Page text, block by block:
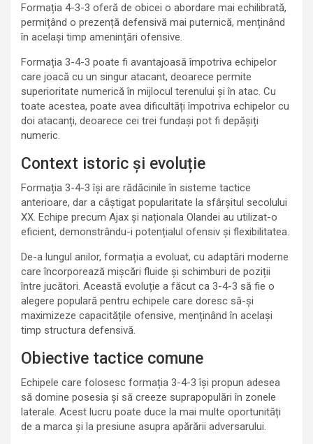
Formația 4-3-3 oferă de obicei o abordare mai echilibrată,
permițând o prezență defensivă mai puternică, menținând
în același timp amenințări ofensive.
Formația 3-4-3 poate fi avantajoasă împotriva echipelor
care joacă cu un singur atacant, deoarece permite
superioritate numerică în mijlocul terenului și în atac. Cu
toate acestea, poate avea dificultăți împotriva echipelor cu
doi atacanți, deoarece cei trei fundași pot fi depășiți
numeric.
Context istoric și evoluție
Formația 3-4-3 își are rădăcinile în sisteme tactice
anterioare, dar a câștigat popularitate la sfârșitul secolului
XX. Echipe precum Ajax și naționala Olandei au utilizat-o
eficient, demonstrându-i potențialul ofensiv și flexibilitatea.
De-a lungul anilor, formația a evoluat, cu adaptări moderne
care încorporează mișcări fluide și schimburi de poziții
între jucători. Această evoluție a făcut ca 3-4-3 să fie o
alegere populară pentru echipele care doresc să-și
maximizeze capacitățile ofensive, menținând în același
timp structura defensivă.
Obiective tactice comune
Echipele care folosesc formația 3-4-3 își propun adesea
să domine posesia și să creeze suprapopulări în zonele
laterale. Acest lucru poate duce la mai multe oportunități
de a marca și la presiune asupra apărării adversarului.